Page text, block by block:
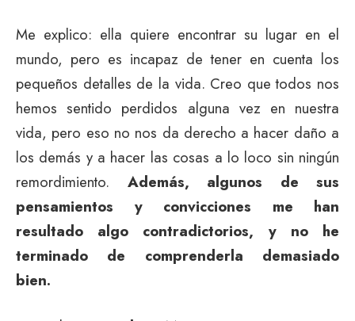
Me explico: ella quiere encontrar su lugar en el
mundo, pero es incapaz de tener en cuenta los
pequeños detalles de la vida. Creo que todos nos
hemos sentido perdidos alguna vez en nuestra
vida, pero eso no nos da derecho a hacer daño a
los demás y a hacer las cosas a lo loco sin ningún
remordimiento. Además, algunos de sus
pensamientos y convicciones me han
resultado algo contradictorios, y no he
terminado de comprenderla demasiado
bien.